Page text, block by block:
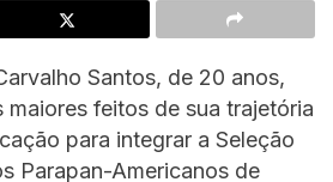
Santos, de 20 anos,
feitos de sua trajetória
para integrar a Seleção
Parapan-Americanos de